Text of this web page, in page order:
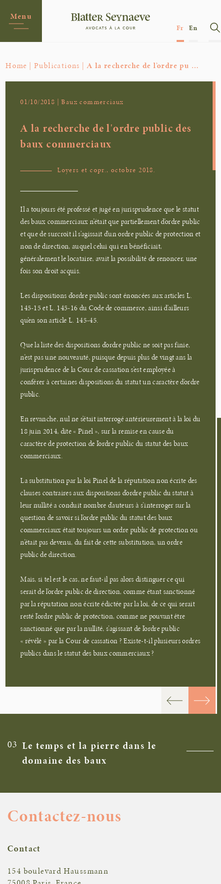
Menu
Fr En
Home | Publications | A la recherche de l’ordre pu …
01/10/2018 | Baux commerciaux
A la recherche de l'ordre public des
baux commerciaux
Loyers et copr., octobre 2018.
Il a toujours été professé et jugé en jurisprudence que le statut
des baux commerciaux n’était que partiellement d’ordre public
et que de surcroît il s’agissait d’un ordre public de protection et
non de direction, auquel celui qui en bénéficiait,
généralement le locataire, avait la possibilité de renoncer, une
fois son droit acquis.
Les dispositions d’ordre public sont énoncées aux articles L.
145-15 et L. 145-16 du Code de commerce, ainsi d’ailleurs
qu’en son article L. 145-45.
Que la liste des dispositions d’ordre public ne soit pas finie,
n’est pas une nouveauté, puisque depuis plus de vingt ans la
jurisprudence de la Cour de cassation s’est employée à
conférer à certaines dispositions du statut un caractère d’ordre
public.
En revanche, nul ne s’était interrogé antérieurement à la loi du
18 juin 2014, dite « Pinel », sur la remise en cause du
caractère de protection de l’ordre public du statut des baux
commerciaux.
La substitution par la loi Pinel de la réputation non écrite des
clauses contraires aux dispositions d’ordre public du statut à
leur nullité a conduit nombre d’auteurs à s’interroger sur la
question de savoir si l’ordre public du statut des baux
commerciaux était toujours un ordre public de protection ou
n’était pas devenu, du fait de cette substitution, un ordre
public de direction.
Mais, si tel est le cas, ne faut-il pas alors distinguer ce qui
serait de l’ordre public de direction, comme étant sanctionné
par la réputation non écrite édictée par la loi, de ce qui serait
resté l’ordre public de protection, comme ne pouvant être
sanctionné que par la nullité, s’agissant de l’ordre public
« révélé » par la Cour de cassation ? Existe-t-il plusieurs ordres
publics dans le statut des baux commerciaux ?
03 Le temps et la pierre dans le
domaine des baux
Contactez-nous
Contact
154 boulevard Haussmann